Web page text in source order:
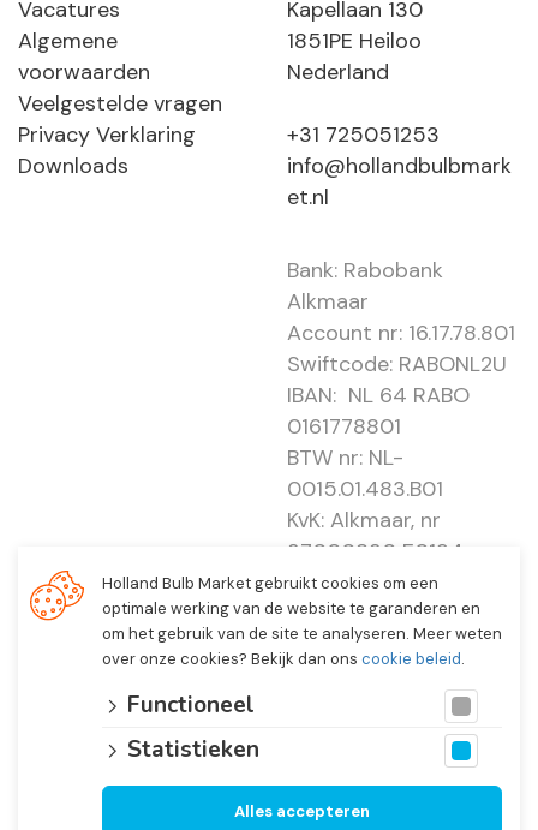
Vacatures
Algemene
voorwaarden
Veelgestelde vragen
Privacy Verklaring
Downloads
Kapellaan 130
1851PE Heiloo
Nederland
+31 725051253
info@hollandbulbmark
et.nl
Bank: Rabobank
Alkmaar
Account nr: 16.17.78.801
Swiftcode: RABONL2U
IBAN: NL 64 RABO
0161778801
BTW nr: NL-
0015.01.483.B01
KvK: Alkmaar, nr
37000830 E0194 -
EBO 505
Holland Bulb Market gebruikt cookies om een
optimale werking van de website te garanderen en
om het gebruik van de site te analyseren. Meer weten
over onze cookies? Bekijk dan ons cookie beleid.
Functioneel
Statistieken
Alles accepteren